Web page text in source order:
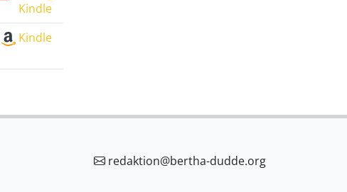
Kindle
Kindle
redaktion@bertha-dudde.org